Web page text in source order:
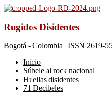
Rugidos Disidentes
Bogotá - Colombia | ISSN 2619-
Inicio
Súbele al rock nacional
Huellas disidentes
71 Decibeles